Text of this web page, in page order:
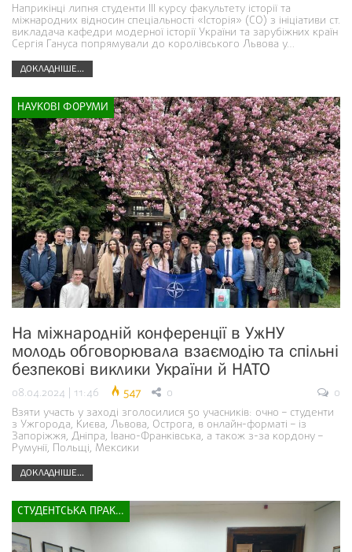
Наприкінці липня студенти ІІІ курсу факультету історії та
міжнародних відносин спеціальності «Історія» (СО) з ініціативи ст.
викладача кафедри модерної історії України та зарубіжних країн
Сергія Гануса попрямували до королівського Львова у…
ДОКЛАДНІШЕ...
НАУКОВІ ФОРУМИ
На міжнародній конференції в УжНУ
молодь обговорювала взаємодію та спільні
безпекові виклики України й НАТО
08.04.2024 | 11:46 547 0
0
Взяти участь у заході зголосилися 50 учасників: очно – студенти
з Ужгорода, Києва, Львова, Острога, в онлайн-форматі – із
Запоріжжя, Дніпра, Івано-Франківська, а також з-за кордону –
Румунії, Польщі, Мексики
ДОКЛАДНІШЕ...
СТУДЕНТСЬКА ПРАКТИКА